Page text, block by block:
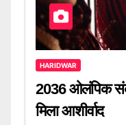
HARIDWAR
2036 ओलंपिक
मिला आशीर्वाद